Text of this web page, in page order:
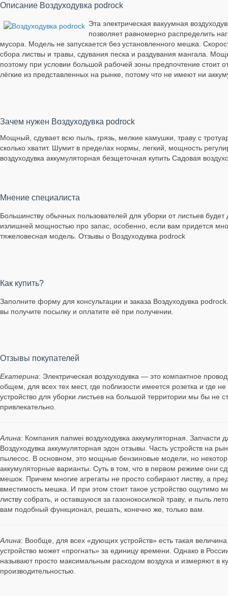
Описание Воздуходувка podrock
Эта электрическая вакуумная
позволяет равномерно распределить
мусора. Модель не запускается без установленного мешка.
сбора листвы и травы, сдувания песка и раздувания мангала.
поэтому при условии большой рабочей зоны предпочтение
лёгкие из представленных на рынке, потому что не имеют ни
Зачем нужен Воздуходувка podrock
Мощный, сдувает всю пыль, грязь, мелкие камушки, траву с
сколько хватит. Шумит в пределах нормы, легкий, мощность
воздуходувка аккумуляторная безщеточная купить Садовая
Мнение специалиста
Большинству обычных пользователей для уборки от листьев
излишней мощностью про запас, особенно, если вам придется
тяжеловесная модель. Отзывы о Воздуходувка podrock
Как купить?
Заполните форму для консультации и заказа Воздуходувка
вы получите посылку и оплатите её при получении.
Отзывы покупателей
Екатерина: Электрическая воздуходувка — это компактное
общем, для всех тех мест, где поблизости имеется розетка и где
устройство для уборки листьев на большой территории мы бы не
привлекательно.
Алина: Компания nanwei воздуходувка аккумуляторная. Запчасти
Воздуходувка аккумуляторная эдон отзывы. Часть устройств на
пылесос. В основном, это мощные бензиновые модели, но
аккумуляторные варианты. Суть в том, что в первом режиме они
мешок. Причем многие агрегаты не просто собирают листву, а
вместимость мешка. И при этом стоит такое устройство ощутимо
листву собрать, и оставшуюся за газонокосилкой траву, и пыль
вам подобный функционал, решать, конечно же, только вам.
Алина: Вообще, для всех «дующих устройств» есть такая
устройство может «прогнать» за единицу времени. Однако в
называют просто максимальным расходом воздуха и измеряют в
производительностью.